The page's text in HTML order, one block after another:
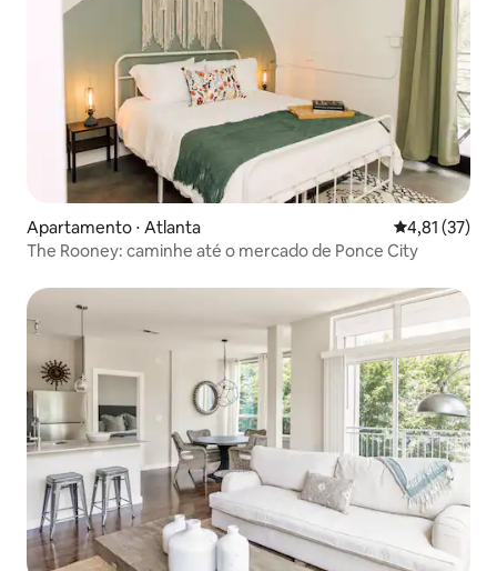
Apartamento ⋅ Atlanta 4,81 de uma
4,81 (37)
The Rooney: caminhe até o mercado de Ponce City